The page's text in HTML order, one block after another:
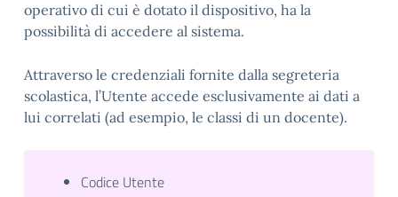
operativo di cui è dotato il dispositivo, ha la
possibilità di accedere al sistema.
Attraverso le credenziali fornite dalla segreteria
scolastica, l’Utente accede esclusivamente ai dati a
lui correlati (ad esempio, le classi di un docente).
Codice Utente